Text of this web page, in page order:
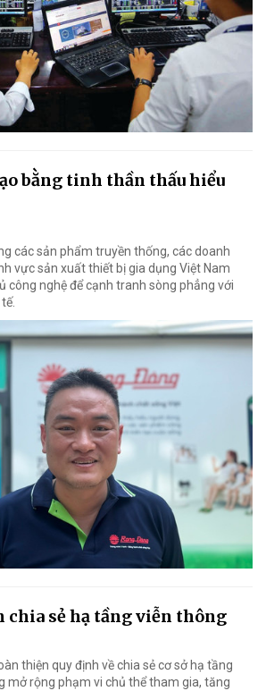
bằng tinh thần thấu hiểu
các sản phẩm truyền thống, các doanh
vực sản xuất thiết bị gia dụng Việt Nam
công nghệ để cạnh tranh sòng phẳng với
chia sẻ hạ tầng viễn thông
thiện quy định về chia sẻ cơ sở hạ tầng
mở rộng phạm vi chủ thể tham gia, tăng